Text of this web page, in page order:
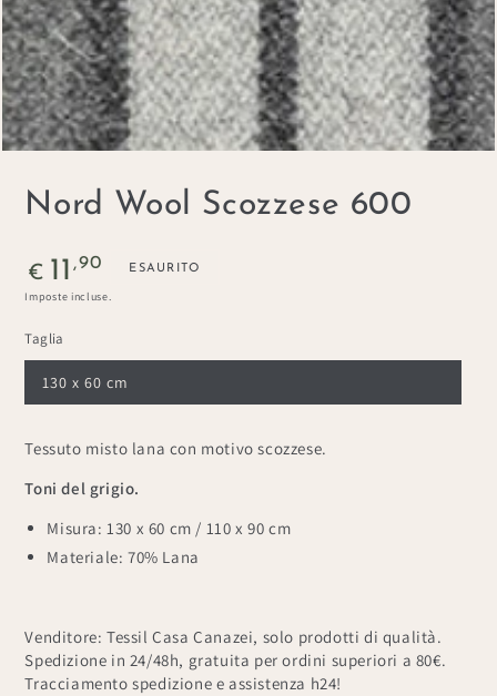
Nord Wool Scozzese 600
Prezzo
regolare
€ 11 ,90 ESAURITO
Imposte incluse.
Taglia
130 x 60 cm
Tessuto misto lana con motivo scozzese.
Toni del grigio.
Misura: 130 x 60 cm / 110 x 90 cm
Materiale: 70% Lana
Venditore: Tessil Casa Canazei, solo prodotti di qualità.
Spedizione in 24/48h, gratuita per ordini superiori a 80€.
Tracciamento spedizione e assistenza h24!